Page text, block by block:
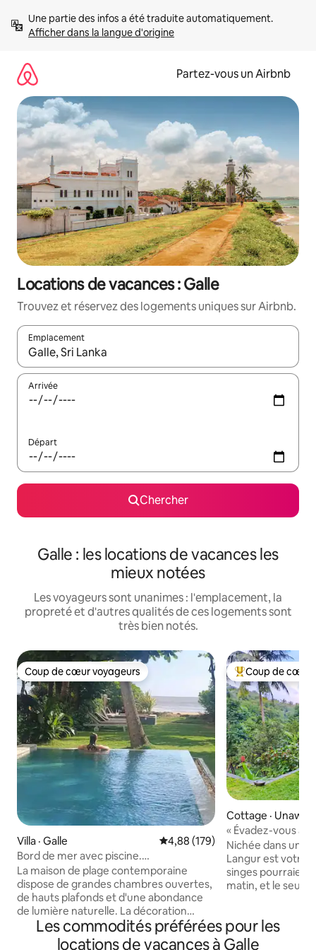
directement
Afficher dans la langue d'origine
Partez-vous un Airbnb
Locations de vacances : Galle
Trouvez et réservez des logements uniques sur Airbnb.
Emplacement
Quand les résultats sont affichés, parcourez-les en utilisant
Arrivée
Départ
Chercher
Galle : les locations de vacances les
mieux notées
Les voyageurs sont unanimes : l'emplacement, la
propreté et d'autres qualités de ces logements sont
très bien notés.
Coup de cœur voyageurs
Coup de cœur voyageurs
Villa · Galle Note moyenne de 4,88 sur 5,
4,88 (179)
Bord de mer avec piscine.
Décompressez, détendez-vous,
profitez
La maison de plage contemporaine
dispose de grandes chambres ouvertes,
de hauts plafonds et d'une abondance
de lumière naturelle. La décoration
blanche est accentuée par des couleurs
vives et des textures en bois. Utilisation
Coup de cœur
Coup de cœur
Cottage ·
« Évadez-vous à
bonheur dans la
Nichée dans une
Langur est votre
singes pourraient
matin, et le seul
célèbres plages
Jungle Beach.
Les commodités préférées pour les
locations de vacances à Galle